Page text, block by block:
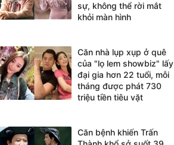
sự, không thể rời mắt
khỏi màn hình
Căn nhà lụp xụp ở quê
của "lọ lem showbiz" lấy
đại gia hơn 22 tuổi, mỗi
tháng được phát 730
triệu tiền tiêu vặt
Căn bệnh khiến Trấn